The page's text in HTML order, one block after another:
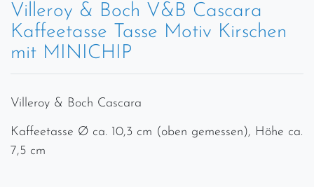
Villeroy & Boch V&B Cascara
Kaffeetasse Tasse Motiv Kirschen
mit MINICHIP
Villeroy & Boch Cascara
Kaffeetasse Ø ca. 10,3 cm (oben gemessen), Höhe ca.
7,5 cm